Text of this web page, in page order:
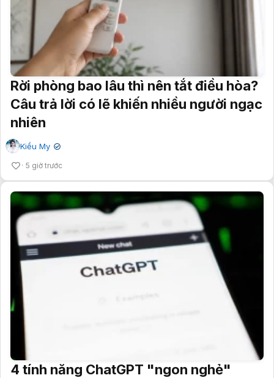
Rời phòng bao lâu thì nên tắt điều hòa?
Câu trả lời có lẽ khiến nhiều người ngạc
nhiên
Kiều My ✔
5 giờ trước
4 tính năng ChatGPT "ngon nghẻ"